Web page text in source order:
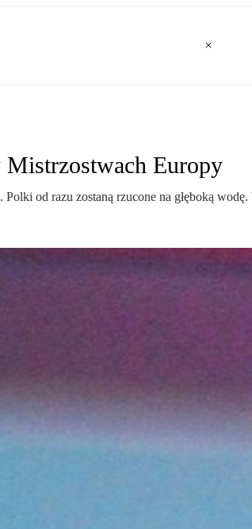
Europy
od razu zostaną rzucone na głęboką